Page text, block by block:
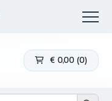
€ 0,00 (0)